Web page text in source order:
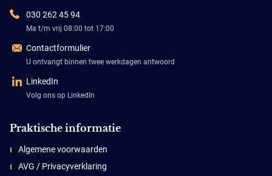
030 262 45 94
Ma t/m vrij 08:00 tot 17:00
Contactformulier
U ontvangt binnen twee werkdagen antwoord
LinkedIn
Volg ons op LinkedIn
Praktische informatie
Algemene voorwaarden
AVG / Privacyverklaring